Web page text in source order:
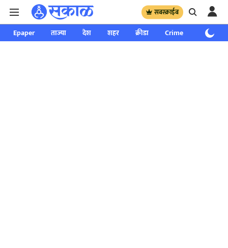
सबस्क्राईब
Epaper ताज्या देश शहर क्रीडा Crime साप्ताहिक